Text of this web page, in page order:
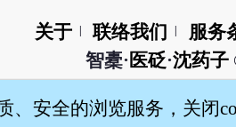
关于 联络我们 服务
智橐· 医砭·沈药子
、安全的浏览服务，关闭